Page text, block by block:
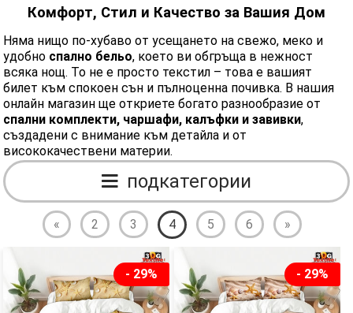
Комфорт, Стил и Качество за Вашия Дом
Няма нищо по-хубаво от усещането на свежо, меко и
удобно спално бельо, което ви обгръща в нежност
всяка нощ. То не е просто текстил – това е вашият
билет към спокоен сън и пълноценна почивка. В нашия
онлайн магазин ще откриете богато разнообразие от
спални комплекти, чаршафи, калъфки и завивки,
създадени с внимание към детайла и от
висококачествени материи.
подкатегории
« 2 3 4 5 6 »
- 29% - 29%